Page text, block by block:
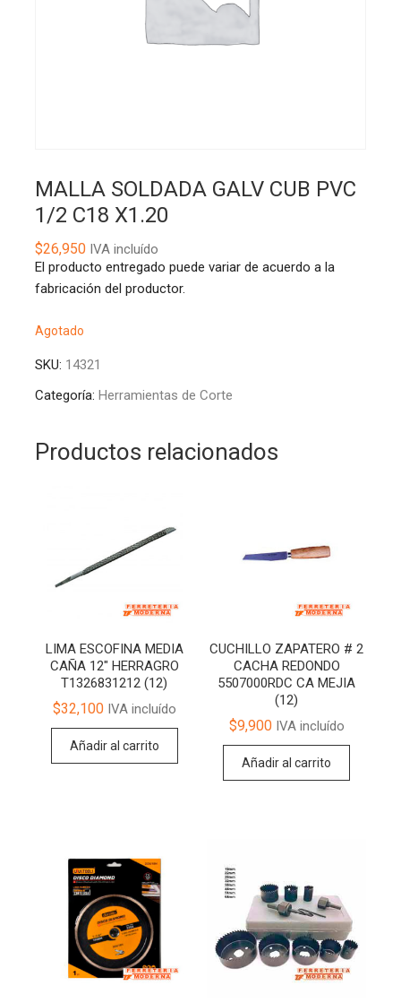
MALLA SOLDADA GALV CUB PVC
1/2 C18 X1.20
$26,950IVA incluído
El producto entregado puede variar de acuerdo a la
fabricación del productor.
Agotado
SKU: 14321
Categoría: Herramientas de Corte
Productos relacionados
LIMA ESCOFINA MEDIA
CAÑA 12″ HERRAGRO
T1326831212 (12)
$32,100IVA incluído
Añadir al carrito
CUCHILLO ZAPATERO # 2
CACHA REDONDO
5507000RDC CA MEJIA
(12)
$9,900IVA incluído
Añadir al carrito